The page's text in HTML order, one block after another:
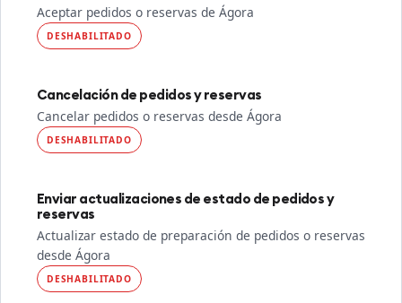
Aceptar pedidos o reservas de Ágora
DESHABILITADO
Cancelación de pedidos y reservas
Cancelar pedidos o reservas desde Ágora
DESHABILITADO
Enviar actualizaciones de estado de pedidos y
reservas
Actualizar estado de preparación de pedidos o reservas
desde Ágora
DESHABILITADO